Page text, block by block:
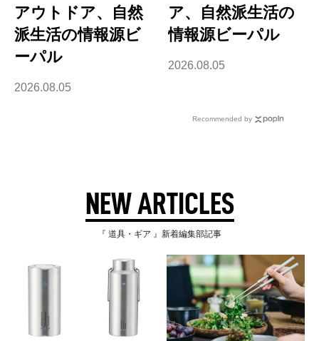
アウトドア、自然
派生活の情報源ビ
ーパル
2026.08.05
ア、自然派生活の
情報源ビーパル
2026.08.05
Recommended by
NEW ARTICLES
『 道具・ギア 』新着編集部記事